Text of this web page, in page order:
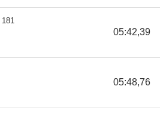
181
05:42,39
05:48,76